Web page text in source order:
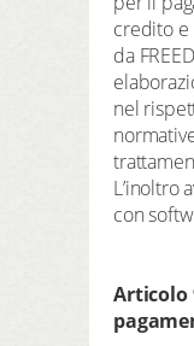
credito e
da
nel
L’inoltro
con
Articolo